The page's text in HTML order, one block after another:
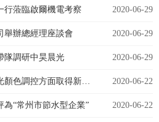
行蒞臨啟爾機電考察 2020-06-29
舉辦總經理座談會 2020-06-29
隊調研中昊晨光 2020-06-29
朱亮亮課題組在材料的熒光顏色調控方面取得新進展 2020-06-22
“常州市節水型企業” 2020-06-22